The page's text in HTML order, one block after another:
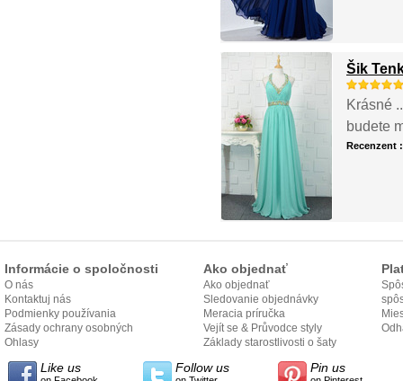
Šik
Krásné
budete
Recenzent
Informácie o spoločnosti
O nás
Kontaktuj nás
Podmienky používania
Zásady ochrany osobných
údajov
Ohlasy
Ako objednať
Ako objednať
Sledovanie objednávky
Meracia príručka
Vejít se & Průvodce styly
Základy starostlivosti o šaty
Like us Follow us Pin us